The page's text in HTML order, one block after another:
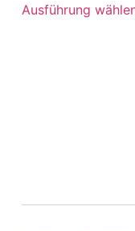
Ausführung